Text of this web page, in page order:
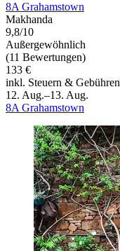
8A Grahamstown
Makhanda
9,8/10
Außergewöhnlich
(11 Bewertungen)
133 €
inkl. Steuern & Gebühren
12. Aug.–13. Aug.
8A Grahamstown